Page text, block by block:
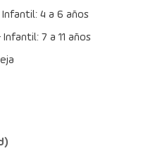
4 a 6 años
7 a 11 años